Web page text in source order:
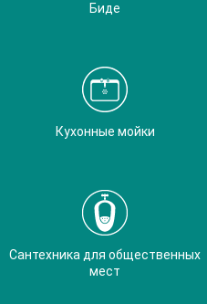
Биде
Кухонные мойки
Сантехника для общественных
мест